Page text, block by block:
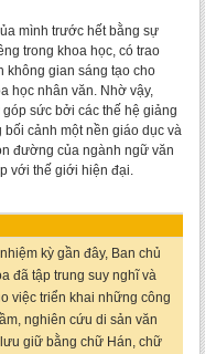
mình trước hết bằng sự
trong khoa học, có trao
không gian sáng tạo cho
học nhân văn. Nhờ vậy,
sức bởi các thế hệ giảng
cảnh một nền giáo dục và
đường của ngành ngữ văn
với thế giới hiện đại.
kỳ gần đây, Ban chủ
đã tập trung suy nghĩ và
việc triển khai những công
nghiên cứu di sản văn
giữ bằng chữ Hán, chữ